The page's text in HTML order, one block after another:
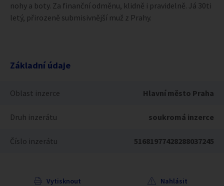
nohy a boty. Za finanční odměnu, klidně i pravidelně. Já 30ti
letý, přirozeně submisivnější muž z Prahy.
Základní údaje
Oblast inzerce Hlavní město Praha
Druh inzerátu soukromá inzerce
Číslo inzerátu 51681977428288037245
Vytisknout Nahlásit